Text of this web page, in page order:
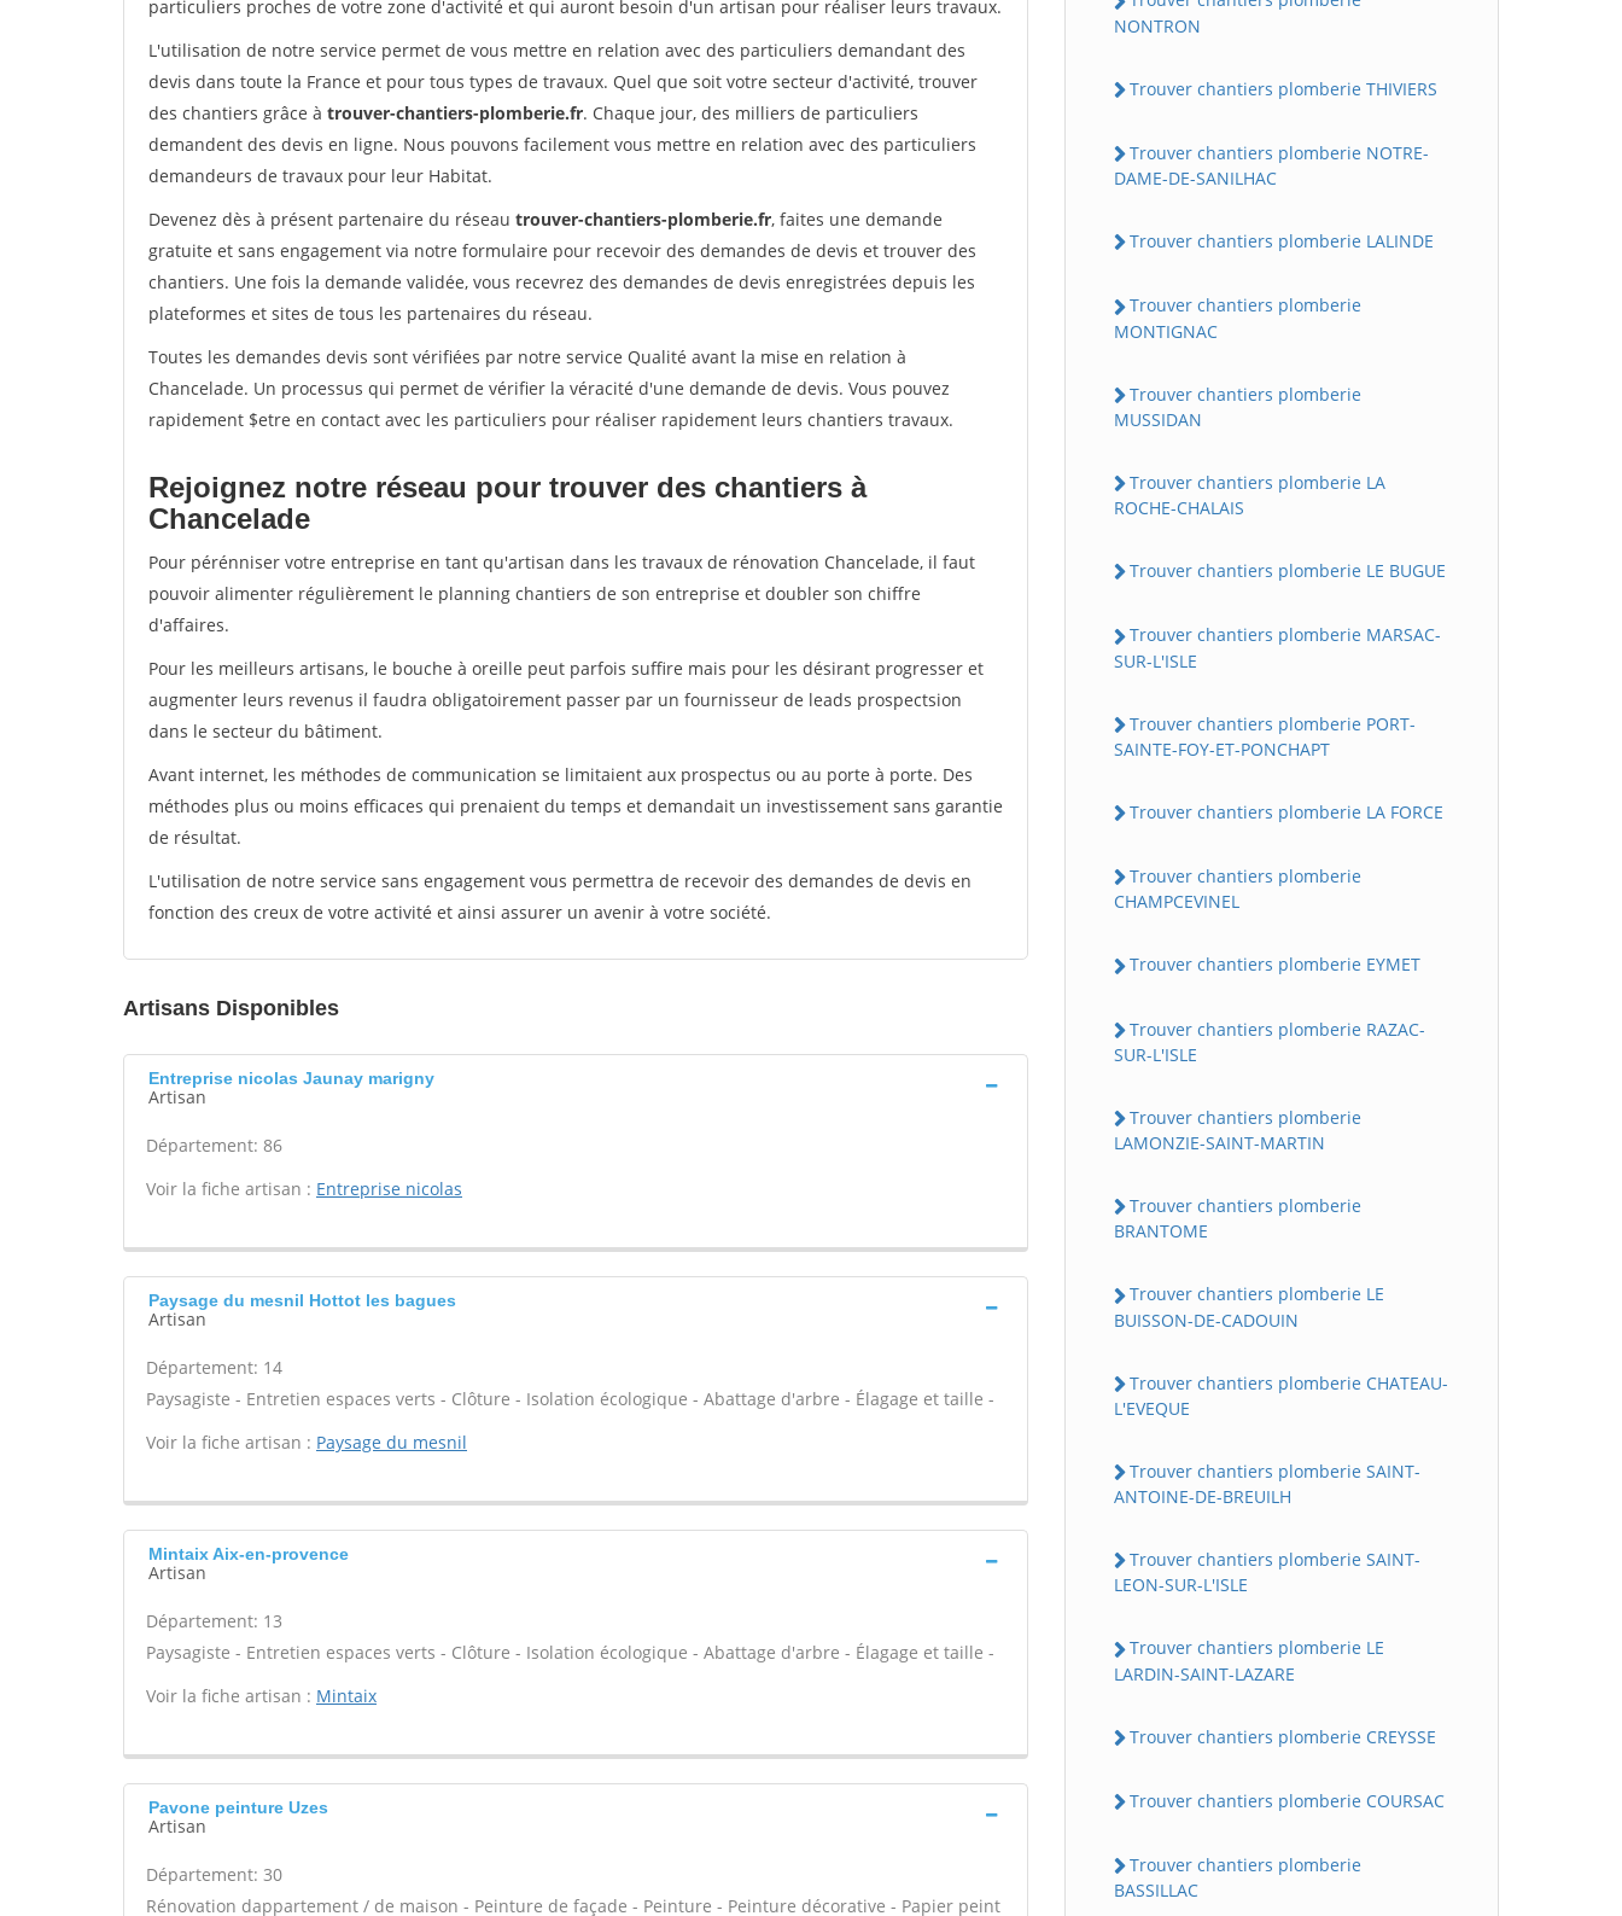
particuliers proches de votre zone d'activité et qui auront besoin d'un artisan pour réaliser leurs travaux.
L'utilisation de notre service permet de vous mettre en relation avec des particuliers demandant des
devis dans toute la France et pour tous types de travaux. Quel que soit votre secteur d'activité, trouver
des chantiers grâce à trouver-chantiers-plomberie.fr. Chaque jour, des milliers de particuliers
demandent des devis en ligne. Nous pouvons facilement vous mettre en relation avec des particuliers
demandeurs de travaux pour leur Habitat.
Devenez dès à présent partenaire du réseau trouver-chantiers-plomberie.fr, faites une demande
gratuite et sans engagement via notre formulaire pour recevoir des demandes de devis et trouver des
chantiers. Une fois la demande validée, vous recevrez des demandes de devis enregistrées depuis les
plateformes et sites de tous les partenaires du réseau.
Toutes les demandes devis sont vérifiées par notre service Qualité avant la mise en relation à
Chancelade. Un processus qui permet de vérifier la véracité d'une demande de devis. Vous pouvez
rapidement $etre en contact avec les particuliers pour réaliser rapidement leurs chantiers travaux.
Rejoignez notre réseau pour trouver des chantiers à
Chancelade
Pour pérénniser votre entreprise en tant qu'artisan dans les travaux de rénovation Chancelade, il faut
pouvoir alimenter régulièrement le planning chantiers de son entreprise et doubler son chiffre
d'affaires.
Pour les meilleurs artisans, le bouche à oreille peut parfois suffire mais pour les désirant progresser et
augmenter leurs revenus il faudra obligatoirement passer par un fournisseur de leads prospectsion
dans le secteur du bâtiment.
Avant internet, les méthodes de communication se limitaient aux prospectus ou au porte à porte. Des
méthodes plus ou moins efficaces qui prenaient du temps et demandait un investissement sans garantie
de résultat.
L'utilisation de notre service sans engagement vous permettra de recevoir des demandes de devis en
fonction des creux de votre activité et ainsi assurer un avenir à votre société.
Artisans Disponibles
Entreprise nicolas Jaunay marigny
Artisan
Département: 86
Voir la fiche artisan : Entreprise nicolas
Paysage du mesnil Hottot les bagues
Artisan
Département: 14
Paysagiste - Entretien espaces verts - Clôture - Isolation écologique - Abattage d'arbre - Élagage et taille -
Voir la fiche artisan : Paysage du mesnil
Mintaix Aix-en-provence
Artisan
Département: 13
Paysagiste - Entretien espaces verts - Clôture - Isolation écologique - Abattage d'arbre - Élagage et taille -
Voir la fiche artisan : Mintaix
Pavone peinture Uzes
Artisan
Département: 30
Rénovation dappartement / de maison - Peinture de façade - Peinture - Peinture décorative - Papier peint
NONTRON
Trouver chantiers plomberie THIVIERS
Trouver chantiers plomberie NOTRE-
DAME-DE-SANILHAC
Trouver chantiers plomberie LALINDE
Trouver chantiers plomberie
MONTIGNAC
Trouver chantiers plomberie
MUSSIDAN
Trouver chantiers plomberie LA
ROCHE-CHALAIS
Trouver chantiers plomberie LE BUGUE
Trouver chantiers plomberie MARSAC-
SUR-L'ISLE
Trouver chantiers plomberie PORT-
SAINTE-FOY-ET-PONCHAPT
Trouver chantiers plomberie LA FORCE
Trouver chantiers plomberie
CHAMPCEVINEL
Trouver chantiers plomberie EYMET
Trouver chantiers plomberie RAZAC-
SUR-L'ISLE
Trouver chantiers plomberie
LAMONZIE-SAINT-MARTIN
Trouver chantiers plomberie
BRANTOME
Trouver chantiers plomberie LE
BUISSON-DE-CADOUIN
Trouver chantiers plomberie CHATEAU-
L'EVEQUE
Trouver chantiers plomberie SAINT-
ANTOINE-DE-BREUILH
Trouver chantiers plomberie SAINT-
LEON-SUR-L'ISLE
Trouver chantiers plomberie LE
LARDIN-SAINT-LAZARE
Trouver chantiers plomberie CREYSSE
Trouver chantiers plomberie COURSAC
Trouver chantiers plomberie
BASSILLAC